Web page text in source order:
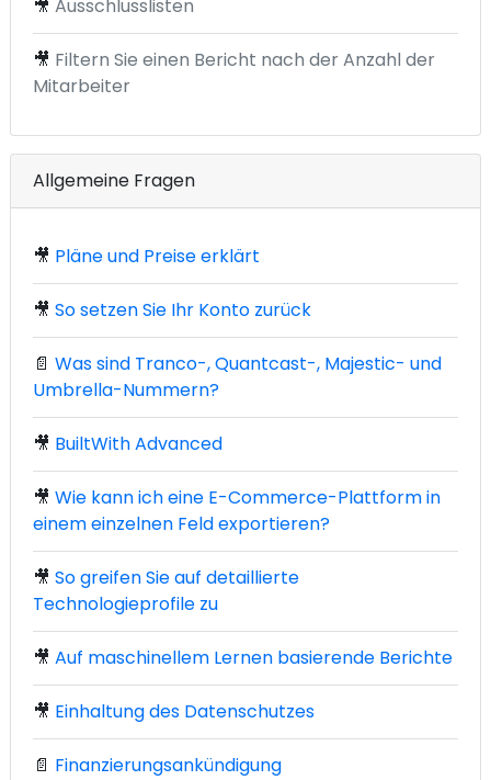
🎥 Ausschlusslisten
🎥 Filtern Sie einen Bericht nach der Anzahl der
Mitarbeiter
Allgemeine Fragen
🎥 Pläne und Preise erklärt
🎥 So setzen Sie Ihr Konto zurück
📄 Was sind Tranco-, Quantcast-, Majestic- und
Umbrella-Nummern?
🎥 BuiltWith Advanced
🎥 Wie kann ich eine E-Commerce-Plattform in
einem einzelnen Feld exportieren?
🎥 So greifen Sie auf detaillierte
Technologieprofile zu
🎥 Auf maschinellem Lernen basierende Berichte
🎥 Einhaltung des Datenschutzes
📄 Finanzierungsankündigung